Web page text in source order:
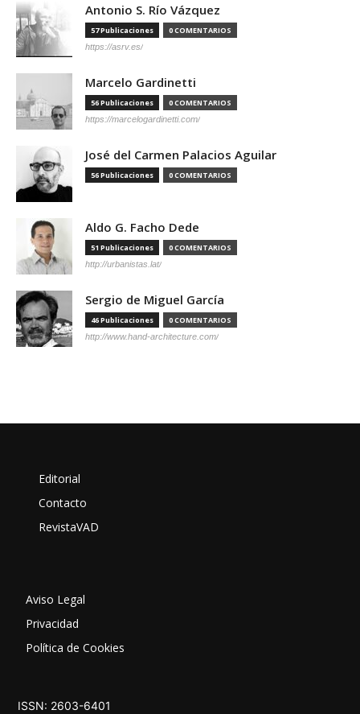
Antonio S. Río Vázquez
57 Publicaciones 0 COMENTARIOS
https://asrv.es/
Marcelo Gardinetti
56 Publicaciones 0 COMENTARIOS
https://marcelogardinetti.com/
José del Carmen Palacios Aguilar
56 Publicaciones 0 COMENTARIOS
Aldo G. Facho Dede
51 Publicaciones 0 COMENTARIOS
http://urbanistas.lat/
Sergio de Miguel García
46 Publicaciones 0 COMENTARIOS
http://www.hand-architecture.com/
Editorial
Contacto
RevistaVAD
Aviso Legal
Privacidad
Política de Cookies
ISSN: 2603-6401